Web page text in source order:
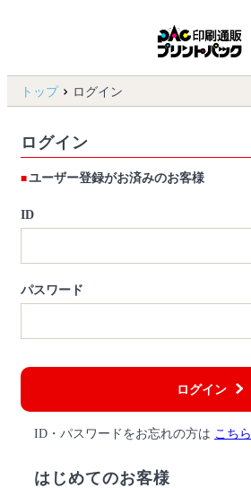
トップ ログイン
ログイン
ユーザー登録がお済みのお客様
ID
パスワード
ログイン
ID・パスワードをお忘れの方は こちら
はじめてのお客様